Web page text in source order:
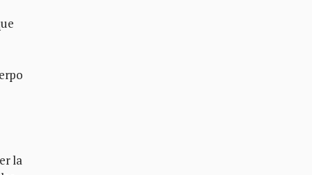
la